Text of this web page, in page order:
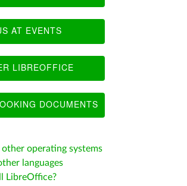
AT EVENTS
LIBREOFFICE
DOCUMENTS
operating systems
languages
LibreOffice?